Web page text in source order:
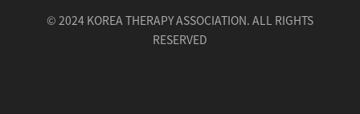
© 2024 KOREA THERAPY ASSOCIATION. ALL RIGHTS
RESERVED